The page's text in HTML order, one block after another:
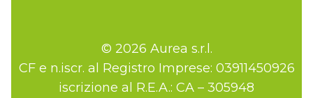
© 2026 Aurea s.r.l.
CF e n.iscr. al Registro Imprese: 03911450926
iscrizione al R.E.A.: CA – 305948